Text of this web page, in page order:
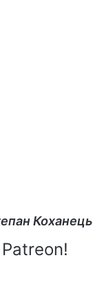
Коханець